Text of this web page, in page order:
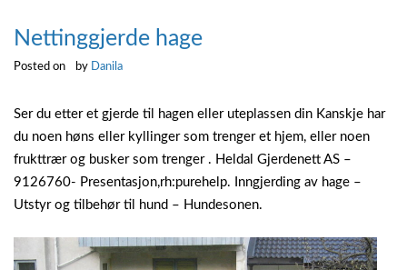
Nettinggjerde hage
Posted on by Danila
Ser du etter et gjerde til hagen eller uteplassen din Kanskje har
du noen høns eller kyllinger som trenger et hjem, eller noen
frukttrær og busker som trenger . Heldal Gjerdenett AS –
9126760- Presentasjon,rh:purehelp. Inngjerding av hage –
Utstyr og tilbehør til hund – Hundesonen.